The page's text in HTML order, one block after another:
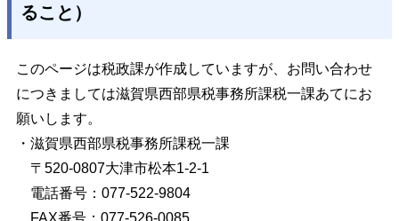
ること）
このページは税政課が作成していますが、お問い合わせ
につきましては滋賀県西部県税事務所課税一課あてにお
願いします。
・滋賀県西部県税事務所課税一課
〒520-0807大津市松本1-2-1
電話番号：077-522-9804
FAX番号：077-526-0085